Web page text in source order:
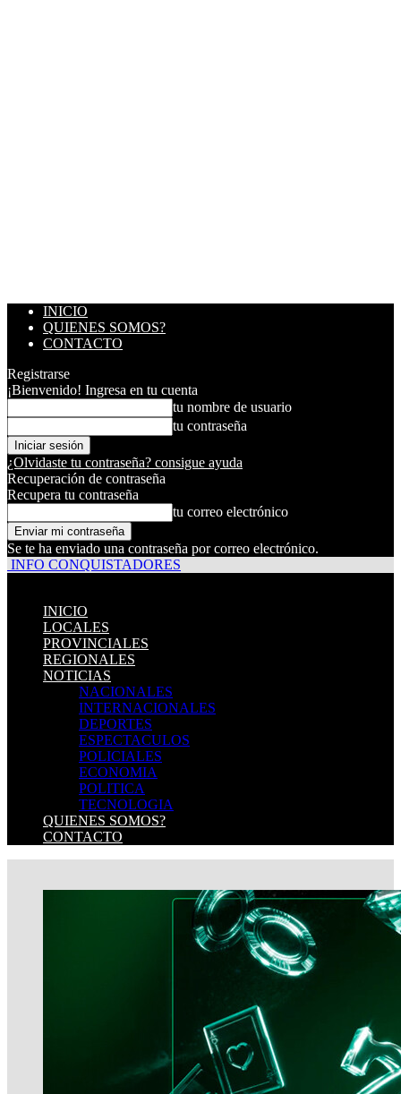
INICIO
QUIENES SOMOS?
CONTACTO
Registrarse
¡Bienvenido! Ingresa en tu cuenta
tu nombre de usuario
tu contraseña
¿Olvidaste tu contraseña? consigue ayuda
Recuperación de contraseña
Recupera tu contraseña
tu correo electrónico
Se te ha enviado una contraseña por correo electrónico.
INFO CONQUISTADORES
INICIO
LOCALES
PROVINCIALES
REGIONALES
NOTICIAS
NACIONALES
INTERNACIONALES
DEPORTES
ESPECTACULOS
POLICIALES
ECONOMIA
POLITICA
TECNOLOGIA
QUIENES SOMOS?
CONTACTO